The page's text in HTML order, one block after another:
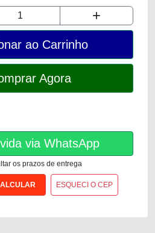
+
ao Carrinho
Agora
via WhatsApp
os prazos de entrega
ESQUECI O CEP